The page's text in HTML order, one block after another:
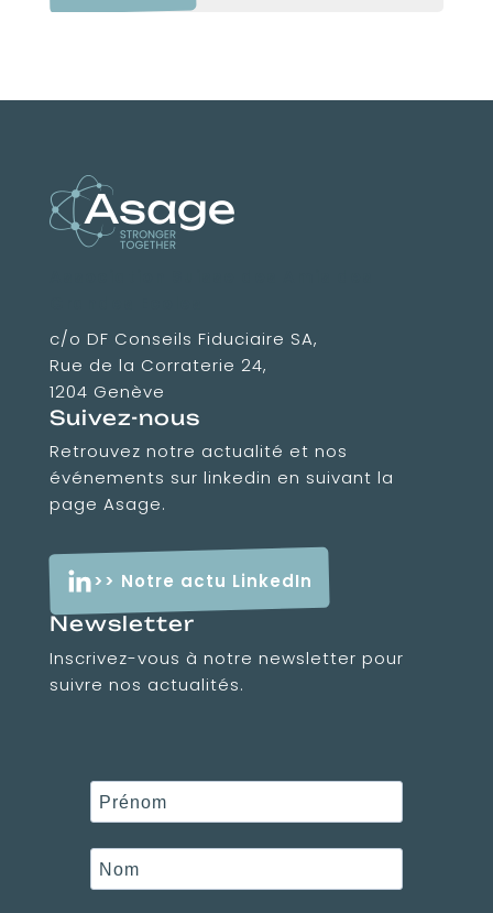
c/o DF Conseils Fiduciaire SA,
Rue de la Corraterie 24,
1204 Genève
Suivez-nous
Retrouvez notre actualité et nos
événements sur linkedin en suivant la
page Asage.
>> Notre actu LinkedIn
Newsletter
Inscrivez-vous à notre newsletter pour
suivre nos actualités.